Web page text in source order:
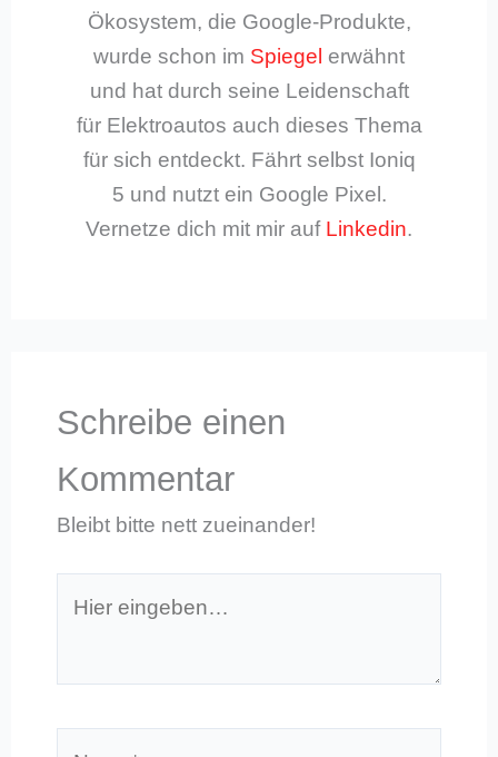
Ökosystem, die Google-Produkte,
wurde schon im Spiegel erwähnt
und hat durch seine Leidenschaft
für Elektroautos auch dieses Thema
für sich entdeckt. Fährt selbst Ioniq
5 und nutzt ein Google Pixel.
Vernetze dich mit mir auf Linkedin.
Schreibe einen
Kommentar
Bleibt bitte nett zueinander!
eingeben…